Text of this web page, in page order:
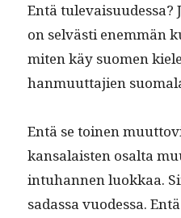
Entä
on selvästi enem­män
miten käy suomen
han­muut­ta­jien
Entä se toinen
kansalais­ten osalta
in­tuhan­nen luokkaa.
sadas­sa vuodessa.